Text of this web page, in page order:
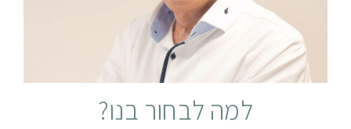
למה לבחור בנו?